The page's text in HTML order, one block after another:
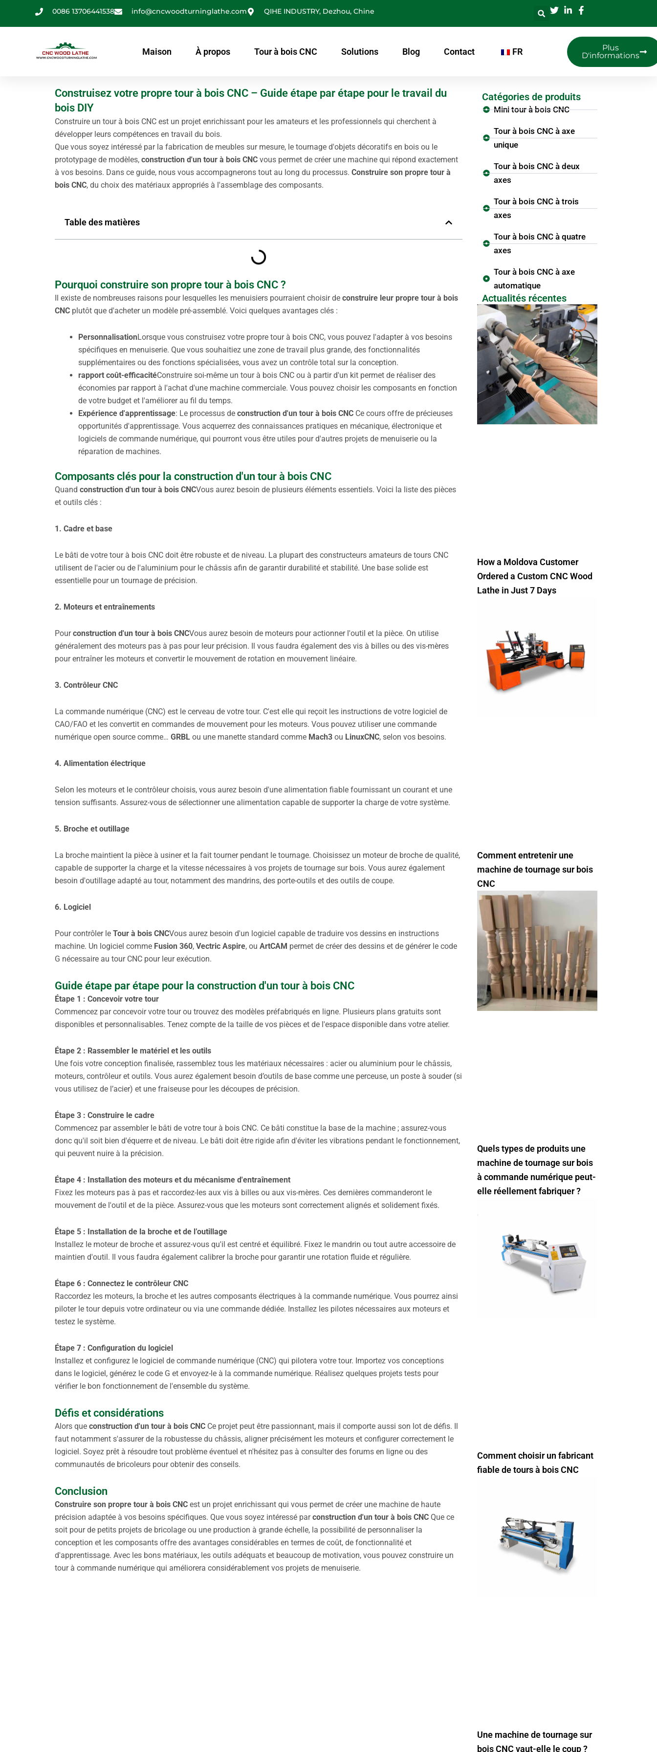
0086 13706441538 info@cncwoodturninglathe.com QIHE INDUSTRY, Dezhou, Chine
Maison À propos Tour à bois CNC Solutions Blog Contact FR
Plus
D'informations
Construisez votre propre tour à bois CNC – Guide étape par étape pour le travail du
bois DIY
Construire un tour à bois CNC est un projet enrichissant pour les amateurs et les professionnels qui cherchent à
développer leurs compétences en travail du bois.
Que vous soyez intéressé par la fabrication de meubles sur mesure, le tournage d'objets décoratifs en bois ou le
prototypage de modèles, construction d'un tour à bois CNC vous permet de créer une machine qui répond exactement
à vos besoins. Dans ce guide, nous vous accompagnerons tout au long du processus. Construire son propre tour à
bois CNC, du choix des matériaux appropriés à l'assemblage des composants.
Table des matières
Pourquoi construire son propre tour à bois CNC ?
Il existe de nombreuses raisons pour lesquelles les menuisiers pourraient choisir de construire leur propre tour à bois
CNC plutôt que d'acheter un modèle pré-assemblé. Voici quelques avantages clés :
PersonnalisationLorsque vous construisez votre propre tour à bois CNC, vous pouvez l'adapter à vos besoins
spécifiques en menuiserie. Que vous souhaitiez une zone de travail plus grande, des fonctionnalités
supplémentaires ou des fonctions spécialisées, vous avez un contrôle total sur la conception.
rapport coût-efficacitéConstruire soi-même un tour à bois CNC ou à partir d'un kit permet de réaliser des
économies par rapport à l'achat d'une machine commerciale. Vous pouvez choisir les composants en fonction
de votre budget et l'améliorer au fil du temps.
Expérience d'apprentissage: Le processus de construction d'un tour à bois CNC Ce cours offre de précieuses
opportunités d'apprentissage. Vous acquerrez des connaissances pratiques en mécanique, électronique et
logiciels de commande numérique, qui pourront vous être utiles pour d'autres projets de menuiserie ou la
réparation de machines.
Composants clés pour la construction d'un tour à bois CNC
Quand construction d'un tour à bois CNCVous aurez besoin de plusieurs éléments essentiels. Voici la liste des pièces
et outils clés :
1. Cadre et base
Le bâti de votre tour à bois CNC doit être robuste et de niveau. La plupart des constructeurs amateurs de tours CNC
utilisent de l'acier ou de l'aluminium pour le châssis afin de garantir durabilité et stabilité. Une base solide est
essentielle pour un tournage de précision.
2. Moteurs et entraînements
Pourconstruction d'un tour à bois CNCVous aurez besoin de moteurs pour actionner l'outil et la pièce. On utilise
généralement des moteurs pas à pas pour leur précision. Il vous faudra également des vis à billes ou des vis-mères
pour entraîner les moteurs et convertir le mouvement de rotation en mouvement linéaire.
3. Contrôleur CNC
La commande numérique (CNC) est le cerveau de votre tour. C'est elle qui reçoit les instructions de votre logiciel de
CAO/FAO et les convertit en commandes de mouvement pour les moteurs. Vous pouvez utiliser une commande
numérique open source comme… GRBL ou une manette standard comme Mach3 ou LinuxCNC, selon vos besoins.
4. Alimentation électrique
Selon les moteurs et le contrôleur choisis, vous aurez besoin d'une alimentation fiable fournissant un courant et une
tension suffisants. Assurez-vous de sélectionner une alimentation capable de supporter la charge de votre système.
5. Broche et outillage
La broche maintient la pièce à usiner et la fait tourner pendant le tournage. Choisissez un moteur de broche de qualité,
capable de supporter la charge et la vitesse nécessaires à vos projets de tournage sur bois. Vous aurez également
besoin d'outillage adapté au tour, notamment des mandrins, des porte-outils et des outils de coupe.
6. Logiciel
Pour contrôler le Tour à bois CNCVous aurez besoin d'un logiciel capable de traduire vos dessins en instructions
machine. Un logiciel comme Fusion 360, Vectric Aspire, ou ArtCAM permet de créer des dessins et de générer le code
G nécessaire au tour CNC pour leur exécution.
Guide étape par étape pour la construction d'un tour à bois CNC
Étape 1 : Concevoir votre tour
Commencez par concevoir votre tour ou trouvez des modèles préfabriqués en ligne. Plusieurs plans gratuits sont
disponibles et personnalisables. Tenez compte de la taille de vos pièces et de l'espace disponible dans votre atelier.
Étape 2 : Rassembler le matériel et les outils
Une fois votre conception finalisée, rassemblez tous les matériaux nécessaires : acier ou aluminium pour le châssis,
moteurs, contrôleur et outils. Vous aurez également besoin d’outils de base comme une perceuse, un poste à souder (si
vous utilisez de l’acier) et une fraiseuse pour les découpes de précision.
Étape 3 : Construire le cadre
Commencez par assembler le bâti de votre tour à bois CNC. Ce bâti constitue la base de la machine ; assurez-vous
donc qu'il soit bien d'équerre et de niveau. Le bâti doit être rigide afin d'éviter les vibrations pendant le fonctionnement,
qui peuvent nuire à la précision.
Étape 4 : Installation des moteurs et du mécanisme d'entraînement
Fixez les moteurs pas à pas et raccordez-les aux vis à billes ou aux vis-mères. Ces dernières commanderont le
mouvement de l'outil et de la pièce. Assurez-vous que les moteurs sont correctement alignés et solidement fixés.
Étape 5 : Installation de la broche et de l’outillage
Installez le moteur de broche et assurez-vous qu'il est centré et équilibré. Fixez le mandrin ou tout autre accessoire de
maintien d'outil. Il vous faudra également calibrer la broche pour garantir une rotation fluide et régulière.
Étape 6 : Connectez le contrôleur CNC
Raccordez les moteurs, la broche et les autres composants électriques à la commande numérique. Vous pourrez ainsi
piloter le tour depuis votre ordinateur ou via une commande dédiée. Installez les pilotes nécessaires aux moteurs et
testez le système.
Étape 7 : Configuration du logiciel
Installez et configurez le logiciel de commande numérique (CNC) qui pilotera votre tour. Importez vos conceptions
dans le logiciel, générez le code G et envoyez-le à la commande numérique. Réalisez quelques projets tests pour
vérifier le bon fonctionnement de l'ensemble du système.
Défis et considérations
Alors que construction d'un tour à bois CNC Ce projet peut être passionnant, mais il comporte aussi son lot de défis. Il
faut notamment s'assurer de la robustesse du châssis, aligner précisément les moteurs et configurer correctement le
logiciel. Soyez prêt à résoudre tout problème éventuel et n'hésitez pas à consulter des forums en ligne ou des
communautés de bricoleurs pour obtenir des conseils.
Conclusion
Construire son propre tour à bois CNC est un projet enrichissant qui vous permet de créer une machine de haute
précision adaptée à vos besoins spécifiques. Que vous soyez intéressé parconstruction d'un tour à bois CNC Que ce
soit pour de petits projets de bricolage ou une production à grande échelle, la possibilité de personnaliser la
conception et les composants offre des avantages considérables en termes de coût, de fonctionnalité et
d'apprentissage. Avec les bons matériaux, les outils adéquats et beaucoup de motivation, vous pouvez construire un
tour à commande numérique qui améliorera considérablement vos projets de menuiserie.
Catégories de produits
Mini tour à bois CNC
Tour à bois CNC à axe
unique
Tour à bois CNC à deux
axes
Tour à bois CNC à trois
axes
Tour à bois CNC à quatre
axes
Tour à bois CNC à axe
automatique
Actualités récentes
How a Moldova Customer
Ordered a Custom CNC Wood
Lathe in Just 7 Days
Comment entretenir une
machine de tournage sur bois
CNC
Quels types de produits une
machine de tournage sur bois
à commande numérique peut-
elle réellement fabriquer ?
Comment choisir un fabricant
fiable de tours à bois CNC
Une machine de tournage sur
bois CNC vaut-elle le coup ?